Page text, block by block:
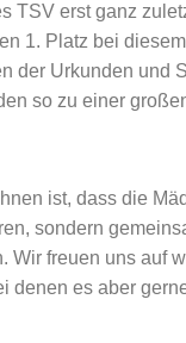
TSV erst ganz
1. Platz bei
der Urkunden und
so zu einer
ist, dass die
sondern
Wir freuen uns auf
denen es aber